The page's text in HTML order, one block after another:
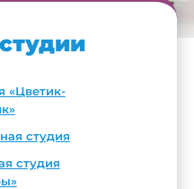
«Цветик-
студия
студия